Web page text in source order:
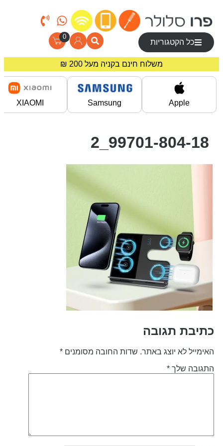
כל הקטגוריות
0
משלוח חינם בקניה מעל 200 ₪
מחירים מיוחדים לרוכשים באתר!
Apple
Samsung
XIAOMI
99701-804-18_2
תגובה
לא יוצג באתר. שדות החובה מסומנים*
שלך*